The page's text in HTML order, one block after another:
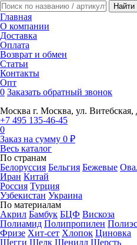
Главная
О компании
Доставка
Оплата
Возврат и обмен
Статьи
Контакты
Опт
0 Заказать обратный звонок
Москва г. Москва, ул. Витебская,
+7 495 135-46-45
0
Заказ на сумму 0 ₽
Весь каталог
По странам
Белоруссия Бельгия Бежевые
Иран Китай
Россия Турция
Узбекистан Украина
По материалам
Акрил Бамбук БЦФ Вискоза
Полиамид Полипропилен
Фризе Хит-сет Хлопок Циновка
Шегги Шелк Шенилл Шерсть